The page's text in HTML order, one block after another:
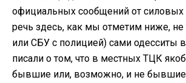
официальных сообщений от силовых
речь здесь, как мы отметим ниже, не
или СБУ с полицией) сами одесситы
писали о том, что в местных ТЦК
бывшие или, возможно, и не бывшие